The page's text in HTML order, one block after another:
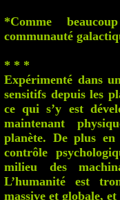
*Comme
communauté
* * *
Expérimenté dans
sensitifs depuis les
ce qui s’y est
maintenant
planète. De plus
contrôle
milieu des
L’humanité est
massive et globale,